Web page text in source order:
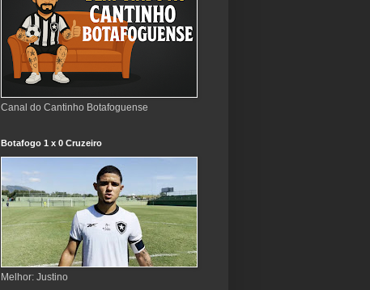
Canal do Cantinho Botafoguense
Botafogo 1 x 0 Cruzeiro
Melhor: Justino